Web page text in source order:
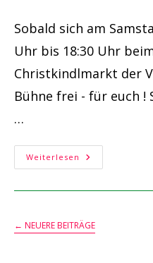
Sobald sich am
Uhr bis 18:30 Uhr
Christkindlmarkt der
Bühne frei - für euch
…
Weiterlesen Open
Stage
← NEUERE BEITRÄGE